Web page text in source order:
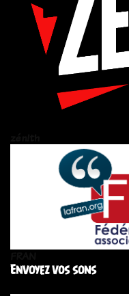
Envoyez vos sons